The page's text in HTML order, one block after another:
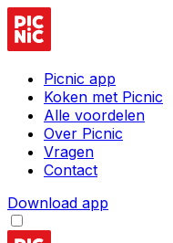
Picnic app
Koken met Picnic
Alle voordelen
Over Picnic
Vragen
Contact
Download app